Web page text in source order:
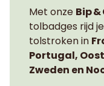
Met onze Bip &
tolbadges rijd
tolstroken in
Portugal,
Zweden en